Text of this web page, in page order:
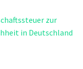
zur
in Deutschland